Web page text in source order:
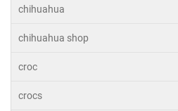
chihuahua
chihuahua shop
croc
crocs